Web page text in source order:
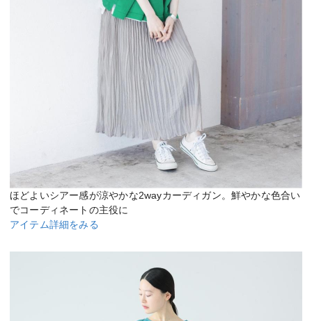
ほどよいシアー感が涼やかな2wayカーディガン。鮮やかな色合い
でコーディネートの主役に
アイテム詳細をみる